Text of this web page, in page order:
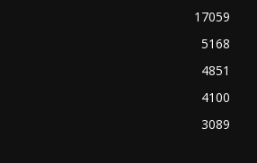
17059
5168
4851
4100
3089